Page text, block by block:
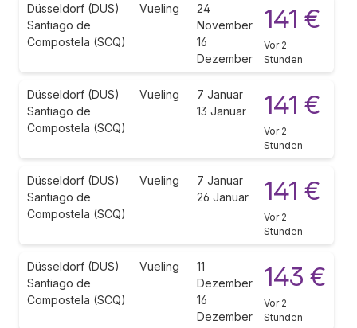
Düsseldorf (DUS)
Santiago de
Compostela (SCQ)
Vueling
24
November
16
Dezember
141 €
Vor 2
Stunden
Düsseldorf (DUS)
Santiago de
Compostela (SCQ)
Vueling
7 Januar
13 Januar
141 €
Vor 2
Stunden
Düsseldorf (DUS)
Santiago de
Compostela (SCQ)
Vueling
7 Januar
26 Januar
141 €
Vor 2
Stunden
Düsseldorf (DUS)
Santiago de
Compostela (SCQ)
Vueling
11
Dezember
16
Dezember
143 €
Vor 2
Stunden